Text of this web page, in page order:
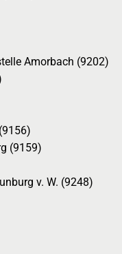
Amorbach (9202)
(9159)
v. W. (9248)